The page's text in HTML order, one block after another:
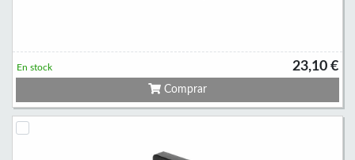
23,10 €
En stock
Comprar